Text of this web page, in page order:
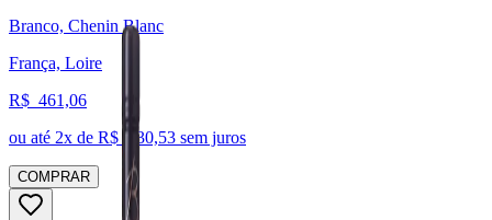
Branco, Chenin Blanc
França, Loire
R$ 461,06
ou até 2x de R$ 230,53 sem juros
COMPRAR